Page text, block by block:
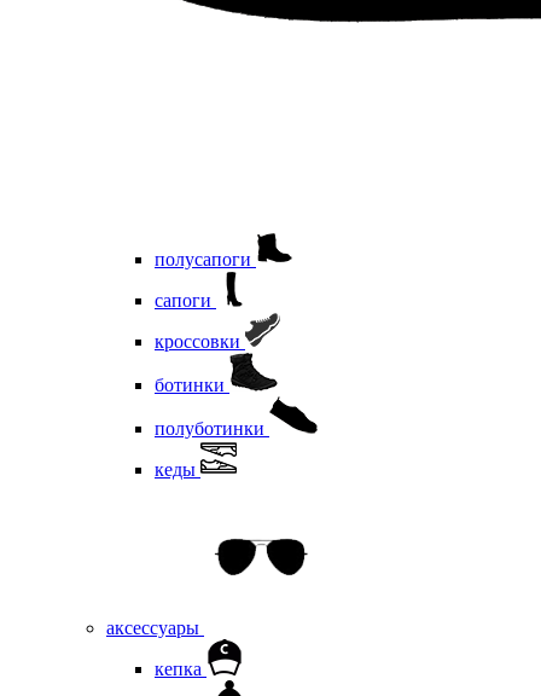
полусапоги
сапоги
кроссовки
ботинки
полуботинки
кеды
аксессуары
кепка